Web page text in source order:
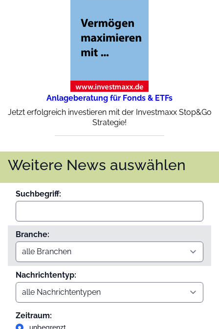
Anlageberatung für Fonds & ETFs
Jetzt erfolgreich investieren mit der Investmaxx Stop&Go
Strategie!
Weitere News auswählen
Suchbegriff:
Branche:
Nachrichtentyp:
Zeitraum: